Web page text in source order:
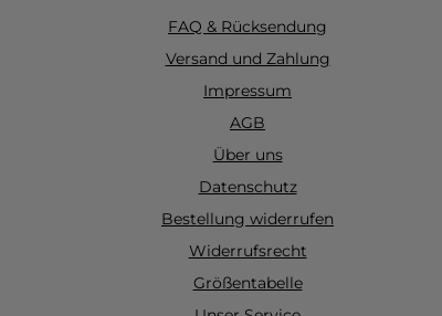
FAQ & Rücksendung
Versand und Zahlung
Impressum
AGB
Über uns
Datenschutz
Bestellung widerrufen
Widerrufsrecht
Größentabelle